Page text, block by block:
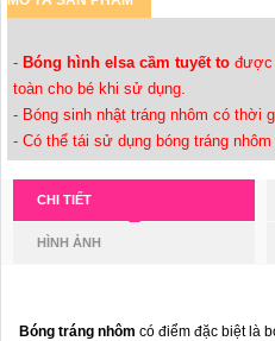
- Bóng hình elsa cầm tuyết to được
toàn cho bé khi sử dụng.
- Bóng sinh nhật tráng nhôm có thời
- Có thể tái sử dụng bóng tráng nhôm
CHI TIẾT
HÌNH ẢNH
Bóng tráng nhôm có điểm đặc biệt là